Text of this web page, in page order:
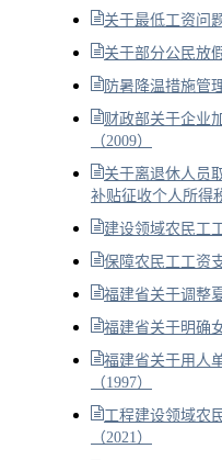
关于最低工资问
关于部分公民放
防暑降温措施管
财政部关于企业
（2009）
关于离退休人员
补贴征收个人所得
建设领域农民工
保障农民工工资
福建省关于调整
福建省关于明确
福建省关于用人
（1997）
工程建设领域农
（2021）